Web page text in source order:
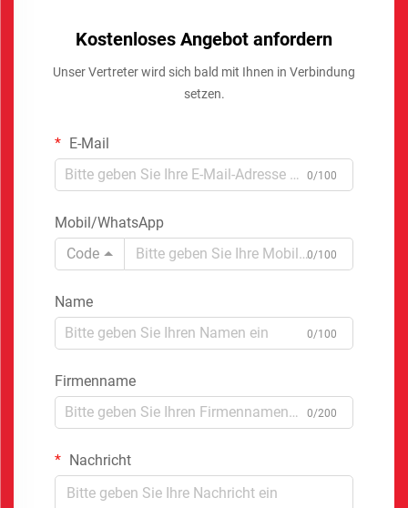
Kostenloses Angebot anfordern
Unser Vertreter wird sich bald mit Ihnen in Verbindung
setzen.
E-Mail
0/100
Mobil/WhatsApp
Code
0/100
Name
0/100
Firmenname
0/200
Nachricht